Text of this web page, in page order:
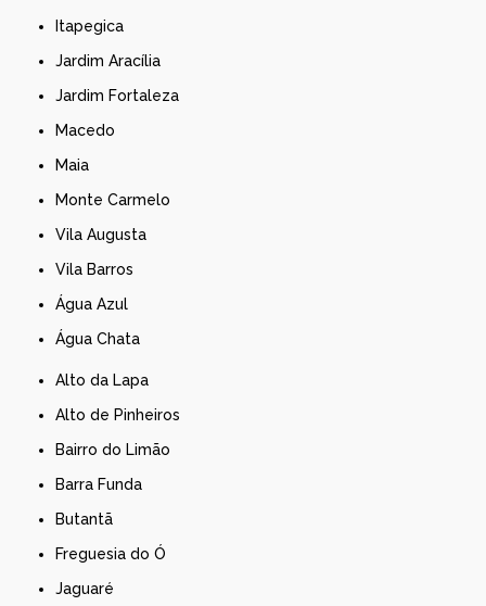
Itapegica
Jardim Aracília
Jardim Fortaleza
Macedo
Maia
Monte Carmelo
Vila Augusta
Vila Barros
Água Azul
Água Chata
Alto da Lapa
Alto de Pinheiros
Bairro do Limão
Barra Funda
Butantã
Freguesia do Ó
Jaguaré